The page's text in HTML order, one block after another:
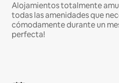
Alojamientos totalmente
todas las amenidades que
cómodamente durante un
perfecta!